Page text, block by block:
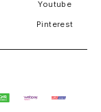
Youtube
Pinterest